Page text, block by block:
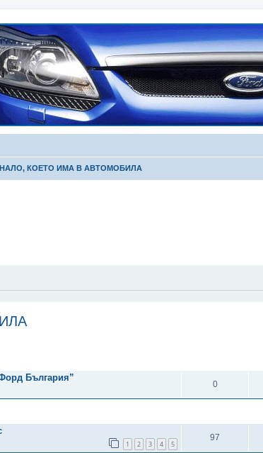
КОЕТО ИМА В АВТОМОБИЛА
България”
0
1 2 3 4 5
97